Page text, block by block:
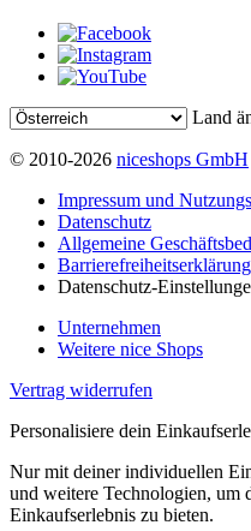
Land
© 2010-2026 niceshops GmbH
Impressum und
Datenschutz
Allgemeine
Barrierefreiheitserklärung
Datenschutz-
Unternehmen
Weitere nice Shops
Vertrag widerrufen
Personalisiere dein
Nur mit deiner individuellen
und weitere Technologien, um
Einkaufserlebnis zu bieten.